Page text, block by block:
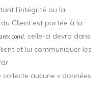
l’intégrité ou la
Client est portée à la
, celle-ci devra dans
et lui communiquer les
aucune « données